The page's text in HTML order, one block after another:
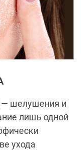
— шелушения и
лишь одной
ухода